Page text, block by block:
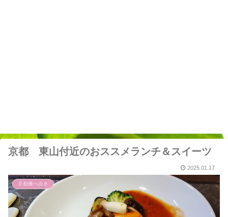
京都 東山付近のおススメランチ＆スイーツ
2025.01.17
京都食べ歩き